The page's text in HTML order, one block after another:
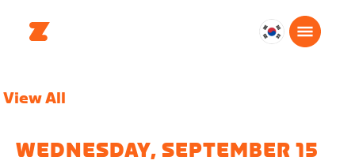
대
어
View All
WEDNESDAY, SEPTEMBER 15